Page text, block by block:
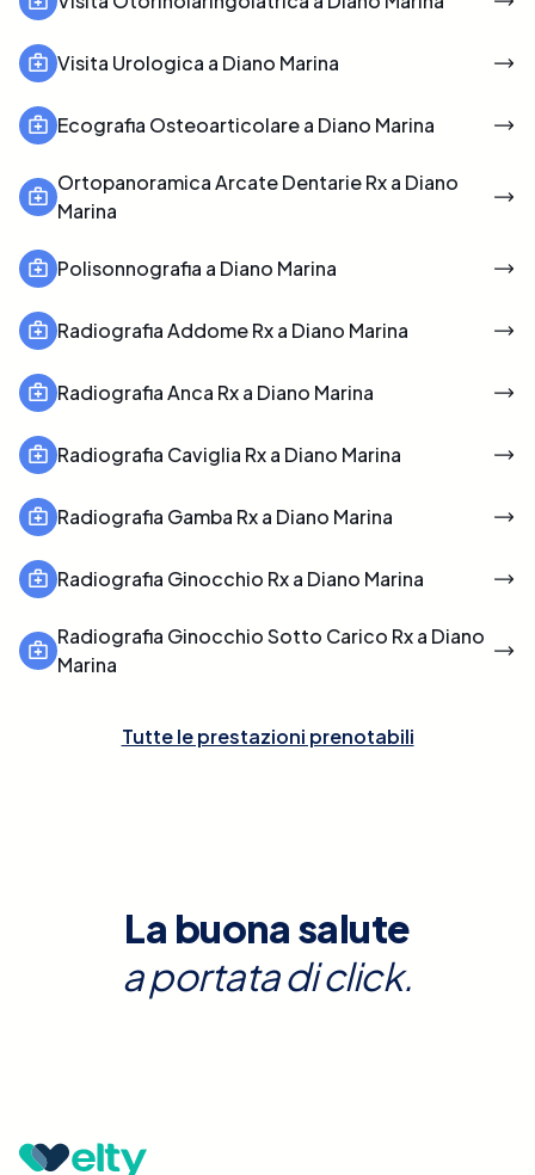
Visita Urologica a Diano Marina
Ecografia Osteoarticolare a Diano Marina
Ortopanoramica Arcate Dentarie Rx a Diano
Marina
Polisonnografia a Diano Marina
Radiografia Addome Rx a Diano Marina
Radiografia Anca Rx a Diano Marina
Radiografia Caviglia Rx a Diano Marina
Radiografia Gamba Rx a Diano Marina
Radiografia Ginocchio Rx a Diano Marina
Radiografia Ginocchio Sotto Carico Rx a Diano
Marina
Tutte le prestazioni prenotabili
La buona salute
a portata di click.